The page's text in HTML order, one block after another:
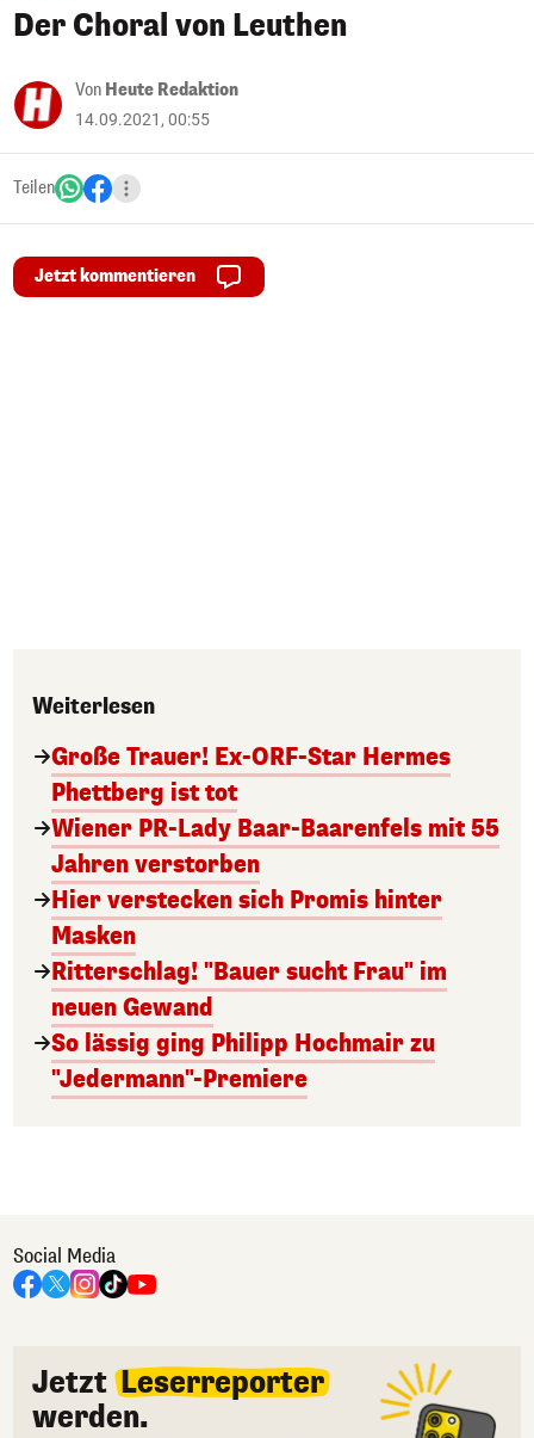
Der Choral von Leuthen
Von Heute Redaktion
14.09.2021, 00:55
Teilen
Jetzt kommentieren
Weiterlesen
Große Trauer! Ex-ORF-Star Hermes
Phettberg ist tot
Wiener PR-Lady Baar-Baarenfels mit 55
Jahren verstorben
Hier verstecken sich Promis hinter
Masken
Ritterschlag! "Bauer sucht Frau" im
neuen Gewand
So lässig ging Philipp Hochmair zu
"Jedermann"-Premiere
Social Media
Jetzt Leserreporter
werden.